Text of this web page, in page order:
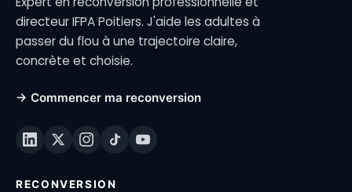
directeur IFPA Poitiers. J'aide les adultes à
passer du flou à une trajectoire claire,
concrète et choisie.
→ Commencer ma reconversion
RECONVERSION